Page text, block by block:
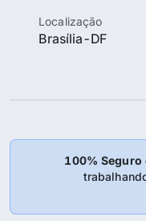
Localização
Brasília-DF
100% Seguro